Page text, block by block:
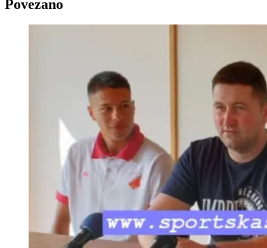
Povezano